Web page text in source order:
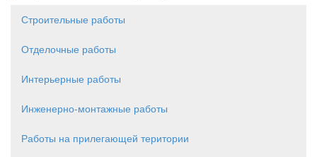
Строительные работы
Отделочные работы
Интерьерные работы
Инженерно-монтажные работы
Работы на прилегающей територии